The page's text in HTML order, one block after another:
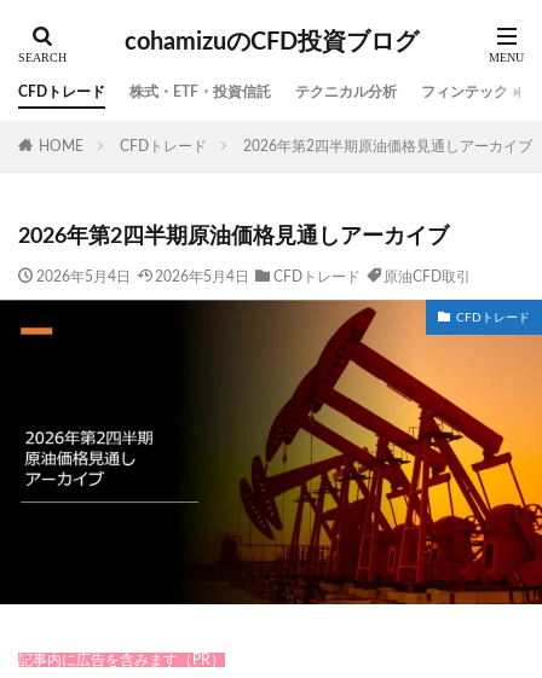
cohamizuのCFD投資ブログ
CFDトレード 株式・ETF・投資信託 テクニカル分析 フィンテック
HOME CFDトレード 2026年第2四半期原油価格見通しアーカイブ
2026年第2四半期原油価格見通しアーカイブ
2026年5月4日 2026年5月4日 CFDトレード 原油CFD取引
CFDトレード
記事内に広告を含みます（PR）